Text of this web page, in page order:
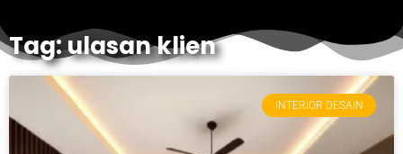
Tag: ulasan klien
INTERIOR DESAIN